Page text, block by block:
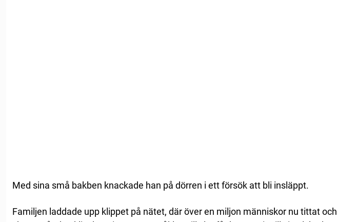
Med sina små bakben knackade han på dörren i ett försök att bli insläppt.
Familjen laddade upp klippet på nätet, där över en miljon människor nu tittat och